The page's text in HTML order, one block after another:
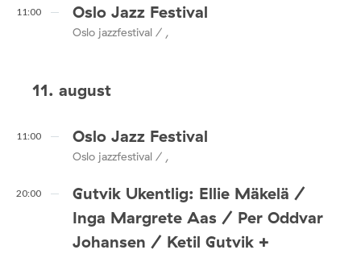
11:00 Oslo Jazz Festival
Oslo jazzfestival / ,
11. august
11:00 Oslo Jazz Festival
Oslo jazzfestival / ,
20:00
Gutvik Ukentlig: Ellie Mäkelä /
Inga Margrete Aas / Per Oddvar
Johansen / Ketil Gutvik +